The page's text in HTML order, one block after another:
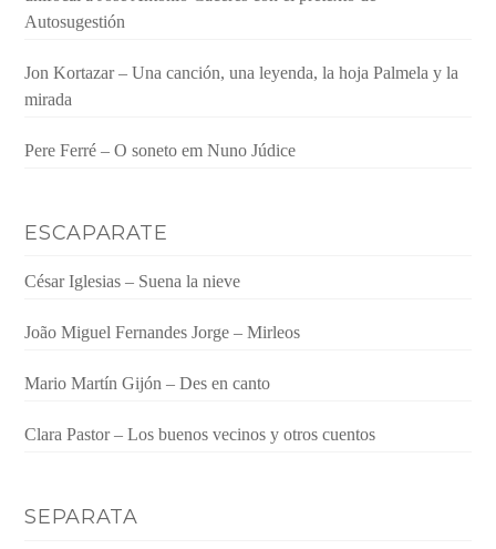
Autosugestión
Jon Kortazar – Una canción, una leyenda, la hoja Palmela y la
mirada
Pere Ferré – O soneto em Nuno Júdice
ESCAPARATE
César Iglesias – Suena la nieve
João Miguel Fernandes Jorge – Mirleos
Mario Martín Gijón – Des en canto
Clara Pastor – Los buenos vecinos y otros cuentos
SEPARATA